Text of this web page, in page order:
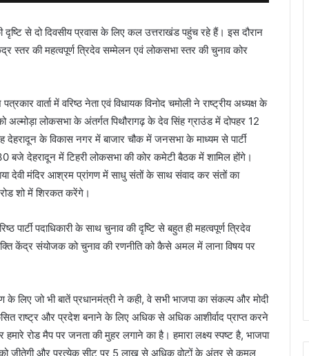
दृष्टि से दो दिवसीय प्रवास के लिए कल उत्तराखंड पहुंच रहे हैं। इस दौरान
स्तर की महत्वपूर्ण त्रिदेव सम्मेलन एवं लोकसभा स्तर की चुनाव कोर
वार्ता में वरिष्ठ नेता एवं विधायक विनोद चमोली ने राष्ट्रीय अध्यक्ष के
अल्मोड़ा लोकसभा के अंतर्गत पिथौरागढ़ के देव सिंह ग्राउंड में दोपहर 12
के विकास नगर में बाजार चौक में जनसभा के माध्यम से पार्टी
बजे देहरादून में टिहरी लोकसभा की कोर कमेटी बैठक में शामिल होंगे।
देवी मंदिर आश्रम प्रांगण में साधु संतों के साथ संवाद कर संतों का
शो में शिरकत करेंगे।
पदाधिकारी के साथ चुनाव की दृष्टि से बहुत ही महत्वपूर्ण त्रिदेव
केंद्र संयोजक को चुनाव की रणनीति को कैसे अमल में लाना विषय पर
जो भी बातें प्रधानमंत्री ने कही, वे सभी भाजपा का संकल्प और मोदी
राष्ट्र और प्रदेश बनाने के लिए अधिक से अधिक आशीर्वाद प्राप्त करने
रोड मैप पर जनता की मुहर लगाने का है। हमारा लक्ष्य स्पष्ट है, भाजपा
को जीतेगी और प्रत्येक सीट पर 5 लाख से अधिक वोटों के अंतर से कमल